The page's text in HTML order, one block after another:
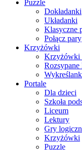
Puzzle
Dokładanki
Układanki
Klasyczne
Połącz pary
Krzyżówki
Krzyżówki
Rozsypane
Portale
Dla dzieci
Szkoła
Liceum
Lektury
Gry
Krzyżówki
Puzzle